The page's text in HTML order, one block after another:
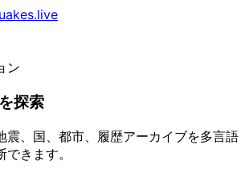
ン
探索
震、国、都市、履歴アーカイブを多言語
きます。